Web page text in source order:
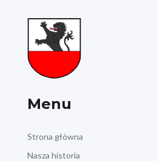
Menu
Strona główna
Nasza historia